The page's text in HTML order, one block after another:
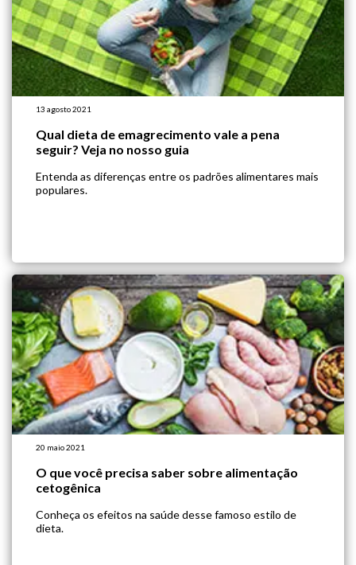
13 agosto 2021
Qual dieta de emagrecimento vale a pena
seguir? Veja no nosso guia
Entenda as diferenças entre os padrões alimentares mais
populares.
20 maio 2021
O que você precisa saber sobre alimentação
cetogênica
Conheça os efeitos na saúde desse famoso estilo de
dieta.